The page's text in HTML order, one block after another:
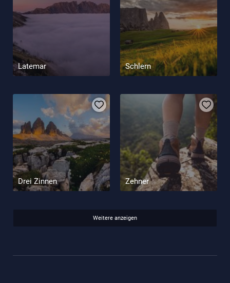
Latemar Schlern
Drei Zinnen Zehner
Weitere anzeigen